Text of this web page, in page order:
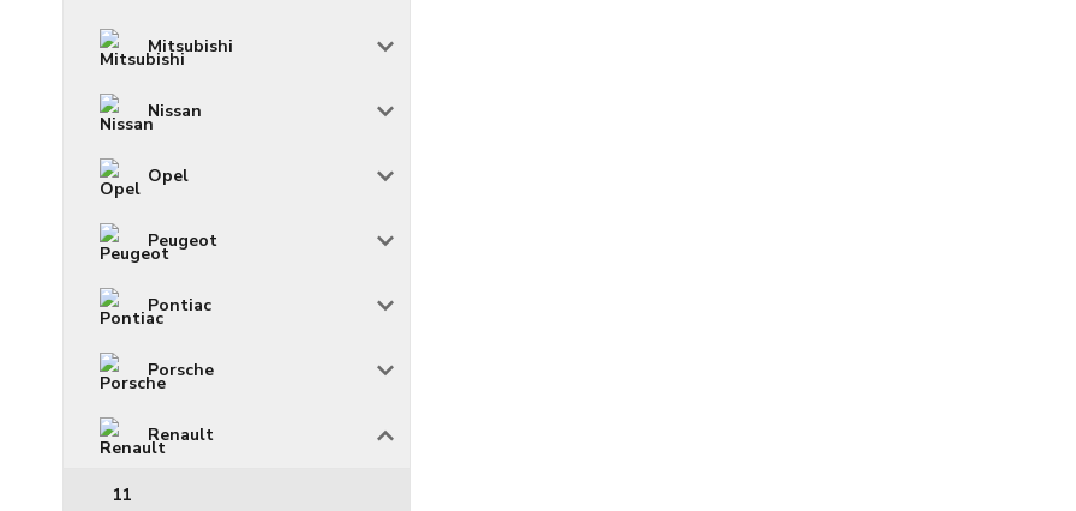
Mitsubishi
Nissan
Opel
Peugeot
Pontiac
Porsche
Renault
11